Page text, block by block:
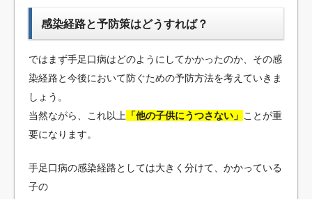
感染経路と予防策はどうすれば？
ではまず手足口病はどのようにしてかかったのか、その感
染経路と今後において防ぐための予防方法を考えていきま
しょう。
当然ながら、これ以上
「他の子供にうつさない」 ことが重
要になります。
手足口病の感染経路としては大きく分けて、かかっている
子の